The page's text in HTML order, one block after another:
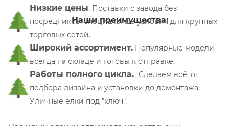
Наши преимущества:
Низкие цены. Поставки с завода без
посредников, специальные условия для крупных
торговых сетей.
Широкий ассортимент. Популярные модели
всегда на складе и готовы к отправке.
Работы полного цикла. Сделаем всё: от
подбора дизайна и установки до демонтажа.
Уличные ёлки под "ключ".